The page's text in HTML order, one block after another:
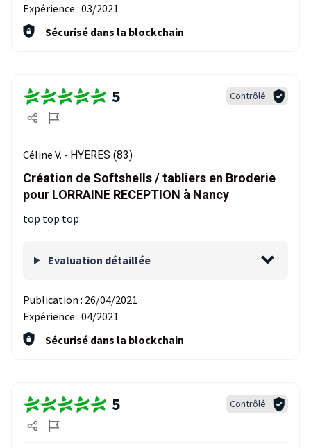
Expérience : 03/2021
Sécurisé dans la blockchain
5 Contrôlé
Céline V. - HYERES (83)
Création de Softshells / tabliers en Broderie
pour LORRAINE RECEPTION à Nancy
top top top
Evaluation détaillée
Publication : 26/04/2021
Expérience : 04/2021
Sécurisé dans la blockchain
5 Contrôlé